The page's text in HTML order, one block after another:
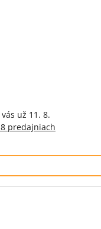
už 11. 8.
8 predajniach